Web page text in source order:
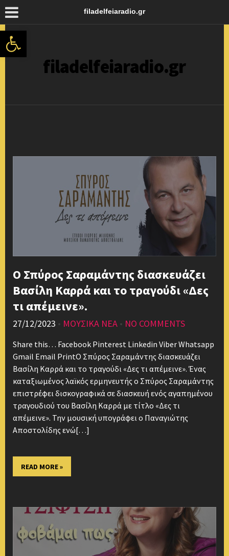
Ανοίξτε τη γραμμή εργαλείων
filadelfeiaradio.gr
filadelfeiaradio.gr
Ο Σπύρος Σαραμάντης διασκευάζει
Βασίλη Καρρά και το τραγούδι «Δες
τι απέμεινε».
27/12/2023 • ΜΟΥΣΙΚΑ ΝΕΑ • NO COMMENTS
Share this… Facebook Pinterest Linkedin Viber Whatsapp
Gmail Email PrintΟ Σπύρος Σαραμάντης διασκευάζει
Βασίλη Καρρά και το τραγούδι «Δες τι απέμεινε». Ένας
καταξιωμένος λαϊκός ερμηνευτής ο Σπύρος Σαραμάντης
επιστρέφει δισκογραφικά σε διασκευή ενός αγαπημένου
τραγουδιού του Βασίλη Καρρά με τίτλο «Δες τι
απέμεινε». Την μουσική υπογράφει ο Παναγιώτης
Αποστολίδης ενώ[…]
READ MORE »